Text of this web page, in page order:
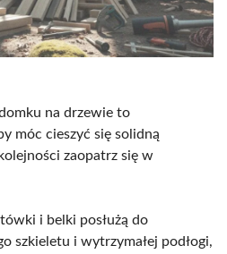
na drzewie to
móc cieszyć się solidną
zaopatrz się w
i belki posłużą do
szkieletu i wytrzymałej podłogi,